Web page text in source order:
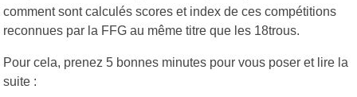
comment sont calculés scores et index de ces compétitions
reconnues par la FFG au même titre que les 18trous.
Pour cela, prenez 5 bonnes minutes pour vous poser et lire la
suite :